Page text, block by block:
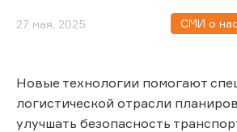
27 мая, 2025 СМИ о нас
Новые технологии помогают
логистической отрасли
улучшать безопасность